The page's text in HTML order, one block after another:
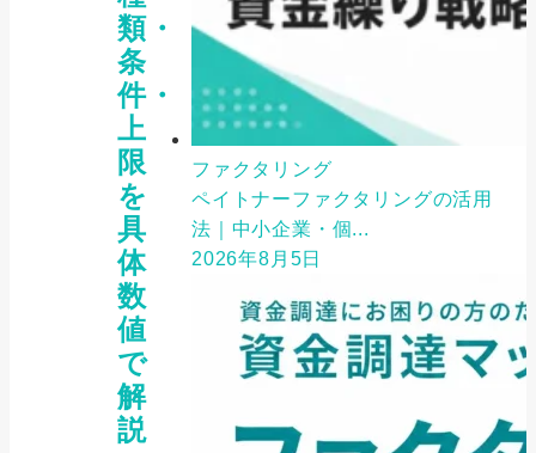
類・
条
件・
上
限
を
具
体
数
値
で
解
説
ファクタリング
ペイトナーファクタリングの活用
法｜中小企業・個...
2026年8月5日